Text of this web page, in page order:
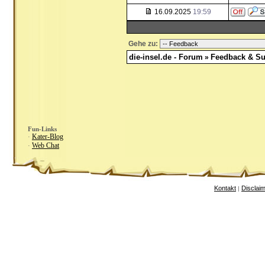
Fun-Links
· Kater-Blog
· Web Chat
16.09.2025 19:59
Gehe zu:
die-insel.de - Forum » Feedback &
Kontakt |